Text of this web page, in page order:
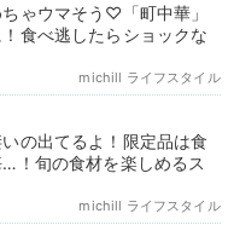
ゃウマそう♡「町中華」
食べ逃したらショックな
michill ライフスタイル
の出てるよ！限定品は食
！旬の食材を楽しめるス
michill ライフスタイル